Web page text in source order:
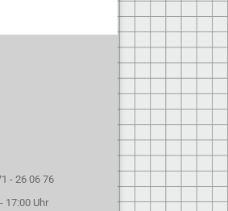
- 26 06 76
17:00 Uhr